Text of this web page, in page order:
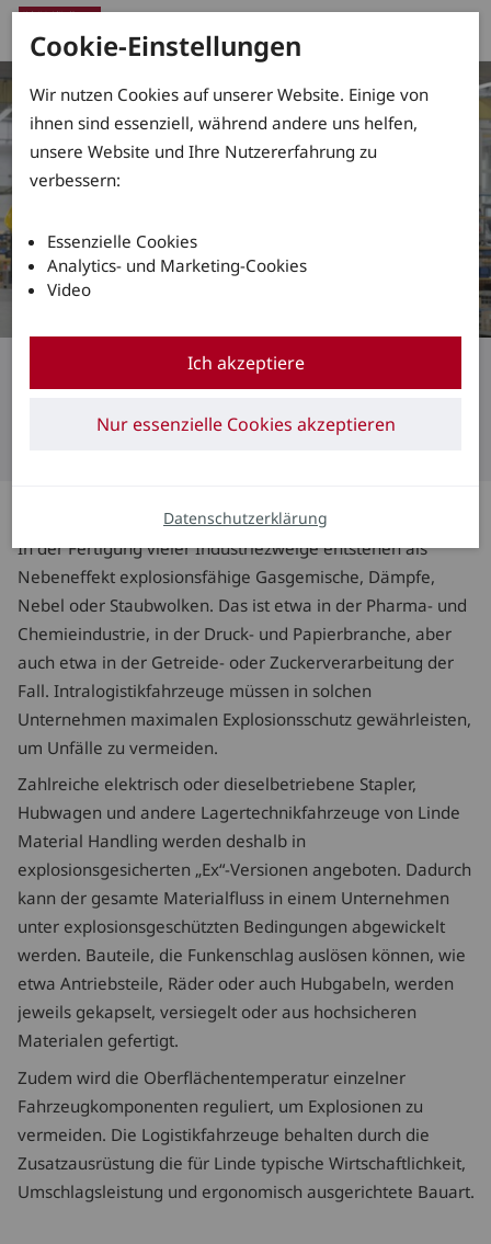
Explosionsgeschützte Fahrzeuge
Sichere Logistikleistung
durch Explosionsschutz
Sicher, effizient und ergonomisch in jeder Umgebung
In der Fertigung vieler Industriezweige entstehen als
Nebeneffekt explosionsfähige Gasgemische, Dämpfe,
Nebel oder Staubwolken. Das ist etwa in der Pharma- und
Chemieindustrie, in der Druck- und Papierbranche, aber
auch etwa in der Getreide- oder Zuckerverarbeitung der
Fall. Intralogistikfahrzeuge müssen in solchen
Unternehmen maximalen Explosionsschutz gewährleisten,
um Unfälle zu vermeiden.
Zahlreiche elektrisch oder dieselbetriebene Stapler,
Hubwagen und andere Lagertechnikfahrzeuge von Linde
Material Handling werden deshalb in
explosionsgesicherten „Ex“-Versionen angeboten. Dadurch
kann der gesamte Materialfluss in einem Unternehmen
unter explosionsgeschützten Bedingungen abgewickelt
werden. Bauteile, die Funkenschlag auslösen können, wie
etwa Antriebsteile, Räder oder auch Hubgabeln, werden
jeweils gekapselt, versiegelt oder aus hochsicheren
Materialen gefertigt.
Zudem wird die Oberflächentemperatur einzelner
Fahrzeugkomponenten reguliert, um Explosionen zu
vermeiden. Die Logistikfahrzeuge behalten durch die
Zusatzausrüstung die für Linde typische Wirtschaftlichkeit,
Umschlagsleistung und ergonomisch ausgerichtete Bauart.
Cookie-Einstellungen
Wir nutzen Cookies auf unserer Website. Einige von
ihnen sind essenziell, während andere uns helfen,
unsere Website und Ihre Nutzererfahrung zu
verbessern:
Essenzielle Cookies
Analytics- und Marketing-Cookies
Video
Ich akzeptiere
Nur essenzielle Cookies akzeptieren
Datenschutzerklärung